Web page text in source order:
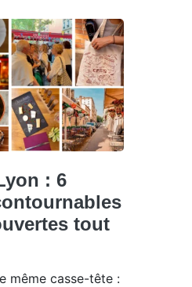
: 6
tout
même casse-tête :